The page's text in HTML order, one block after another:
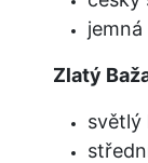
Zlatý
světlý